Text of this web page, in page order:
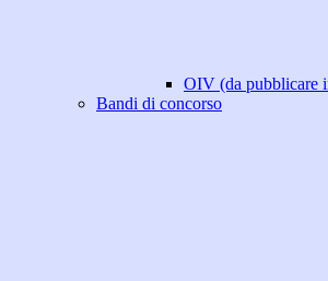
OIV (da pubblicare
Bandi di concorso